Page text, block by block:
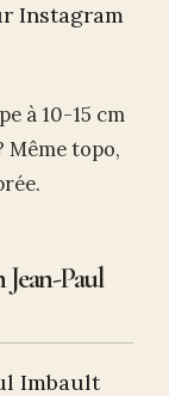
Instagram
à 10-15 cm
Même topo,
Paul
Imbault